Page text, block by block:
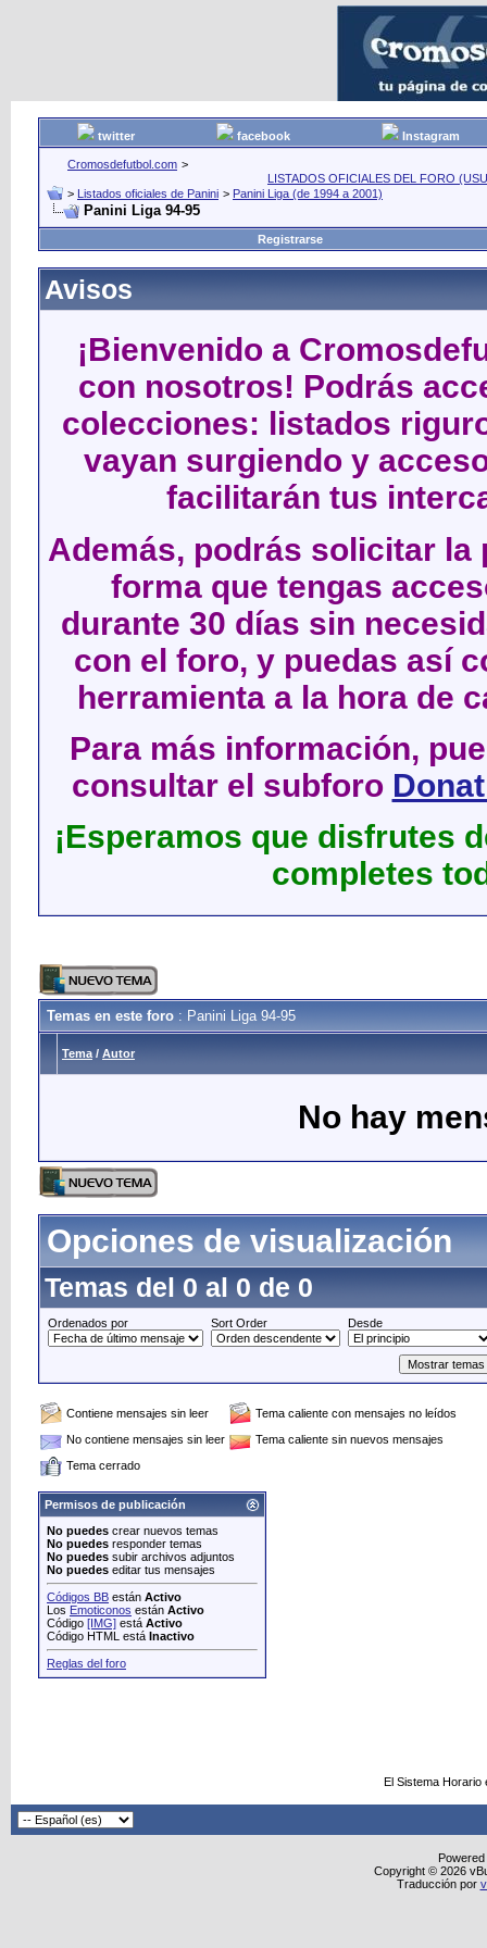
twitter facebook Instagram
Cromosdefutbol.com >
LISTADOS OFICIALES DEL FORO
> Listados oficiales de Panini > Panini Liga (de 1994 a 2001)
Panini Liga 94-95
Registrarse
Avisos
¡Bienvenido a
con nosotros! Podrás
colecciones: listados
vayan surgiendo y
facilitarán tus
Además, podrás solicitar
forma que tengas
durante 30 días sin
con el foro, y puedas así
herramienta a la hora de
Para más información,
consultar el subforo
¡Esperamos que disfrutes
completes
Temas en este foro : Panini Liga 94-95
Tema / Autor
No hay
Opciones de visualización
Temas del 0 al 0 de 0
Ordenados por Sort Order Desde
Contiene mensajes sin leer
Tema caliente con mensajes no leídos
No contiene mensajes sin leer
Tema caliente sin nuevos mensajes
Tema cerrado
Permisos de publicación
No puedes crear nuevos temas
No puedes responder temas
No puedes subir archivos adjuntos
No puedes editar tus mensajes
Códigos BB están Activo
Los Emoticonos están Activo
Código [IMG] está Activo
Código HTML está Inactivo
Reglas del foro
El Sistema
Copyright © 2026
Traducción por